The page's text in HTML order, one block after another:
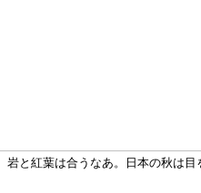
岩と紅葉は合うなあ。日本の秋は